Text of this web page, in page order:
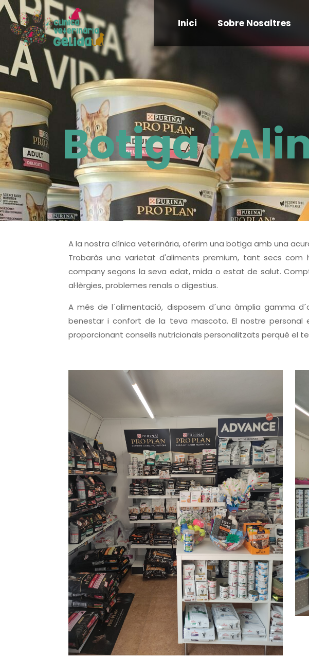
Inici Sobre Nosaltres
Botiga i
A la nostra clínica veterinària, oferim una botiga amb una
Trobaràs una varietat d'aliments premium, tant secs com
company segons la seva edat, mida o estat de salut.
al·lèrgies, problemes renals o digestius.
A més de l´alimentació, disposem d´una àmplia gamma
benestar i confort de la teva mascota. El nostre personal
proporcionant consells nutricionals personalitzats perquè el